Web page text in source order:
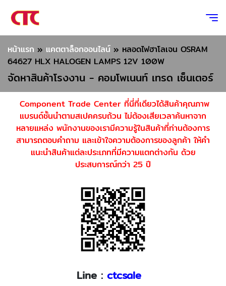
หน้าแรก » แคตตาล็อกออนไลน์ » ​​​​​​​หลอดไฟฮาโลเจน OSRAM
64627 HLX HALOGEN LAMPS 12V 100W
จัดหาสินค้าโรงงาน - คอมโพเนนท์ เทรด เซ็นเตอร์
Component Trade Center ที่นี่ที่เดียวได้สินค้าคุณภาพ
แบรนด์ชั้นนำตามสเปคครบถ้วน ไม่ต้องเสียเวลาค้นหาจาก
หลายแหล่ง พนักงานของเรามีความรู้ในสินค้าที่ท่านต้องการ
สามารถตอบคำถาม และเข้าใจความต้องการของลูกค้า ให้คำ
แนะนำสินค้าแต่ละประเภทที่มีความแตกต่างกัน ด้วย
ประสบการณ์กว่า 25 ปี
Line : ctcsale